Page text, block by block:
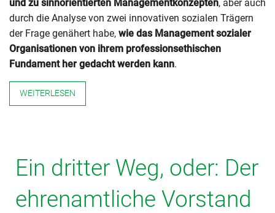
und zu sinnorientierten Managementkonzepten, aber auch
durch die Analyse von zwei innovativen sozialen Trägern
der Frage genähert habe, wie das Management sozialer
Organisationen von ihrem professionsethischen
Fundament her gedacht werden kann.
WEITERLESEN
Ein dritter Weg, oder: Der
ehrenamtliche Vorstand